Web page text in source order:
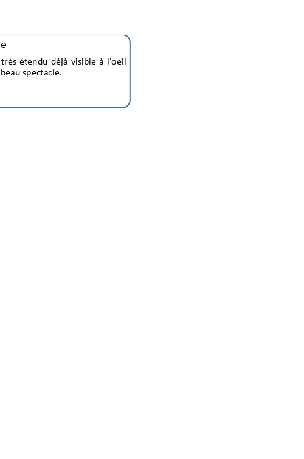
e
très étendu déjà visibl e à
l'oeil
beau spectacle.